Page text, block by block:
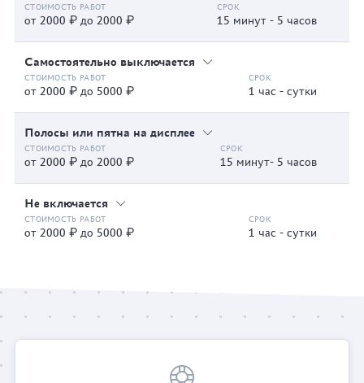
от 2000 ₽ до 2000 ₽ 15 минут - 5 часов
Самостоятельно выключается
от 2000 ₽ до 5000 ₽ 1 час - сутки
Полосы или пятна на дисплее
от 2000 ₽ до 2000 ₽ 15 минут- 5 часов
Не включается
от 2000 ₽ до 5000 ₽ 1 час - сутки